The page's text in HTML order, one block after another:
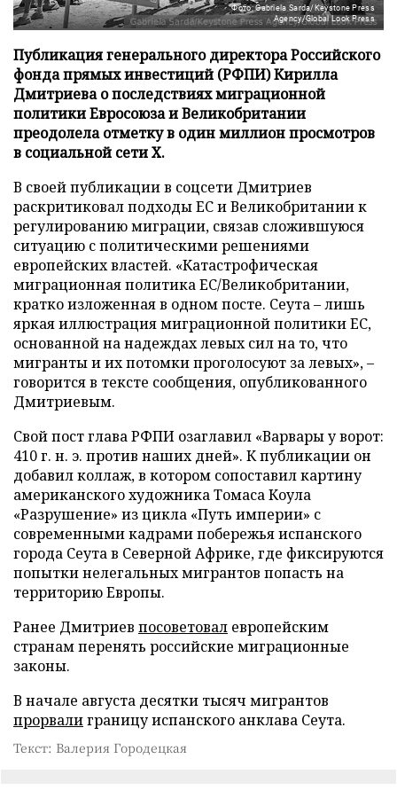
Фото: Gabriela Sarda/Keystone Press
Agency/Global Look Press
Публикация генерального директора Российского
фонда прямых инвестиций (РФПИ) Кирилла
Дмитриева о последствиях миграционной
политики Евросоюза и Великобритании
преодолела отметку в один миллион просмотров
в социальной сети X.
В своей публикации в соцсети Дмитриев
раскритиковал подходы ЕС и Великобритании к
регулированию миграции, связав сложившуюся
ситуацию с политическими решениями
европейских властей. «Катастрофическая
миграционная политика ЕС/Великобритании,
кратко изложенная в одном посте. Сеута – лишь
яркая иллюстрация миграционной политики ЕС,
основанной на надеждах левых сил на то, что
мигранты и их потомки проголосуют за левых», –
говорится в тексте сообщения, опубликованного
Дмитриевым.
Свой пост глава РФПИ озаглавил «Варвары у ворот:
410 г. н. э. против наших дней». К публикации он
добавил коллаж, в котором сопоставил картину
американского художника Томаса Коула
«Разрушение» из цикла «Путь империи» с
современными кадрами побережья испанского
города Сеута в Северной Африке, где фиксируются
попытки нелегальных мигрантов попасть на
территорию Европы.
Ранее Дмитриев посоветовал европейским
странам перенять российские миграционные
законы.
В начале августа десятки тысяч мигрантов
прорвалиграницу испанского анклава Сеута.
Текст: Валерия Городецкая